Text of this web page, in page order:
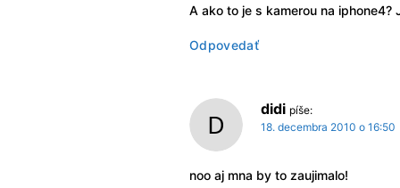
A ako to je s kamerou na iphone4?
Odpovedať
didi píše:
18. decembra 2010 o 16:50
noo aj mna by to zaujimalo!